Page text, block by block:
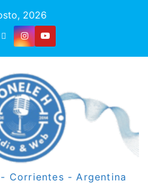
2026
Corrientes - Argentina